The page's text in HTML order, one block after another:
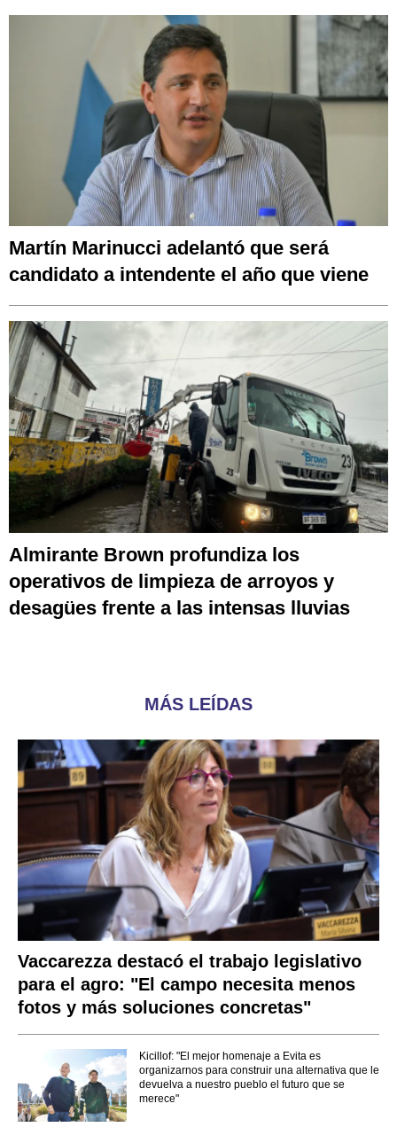
Martín Marinucci adelantó que será
candidato a intendente el año que viene
Almirante Brown profundiza los
operativos de limpieza de arroyos y
desagües frente a las intensas lluvias
MÁS LEÍDAS
Vaccarezza destacó el trabajo legislativo
para el agro: "El campo necesita menos
fotos y más soluciones concretas"
Kicillof: "El mejor homenaje a Evita es
organizarnos para construir una alternativa que le
devuelva a nuestro pueblo el futuro que se
merece"